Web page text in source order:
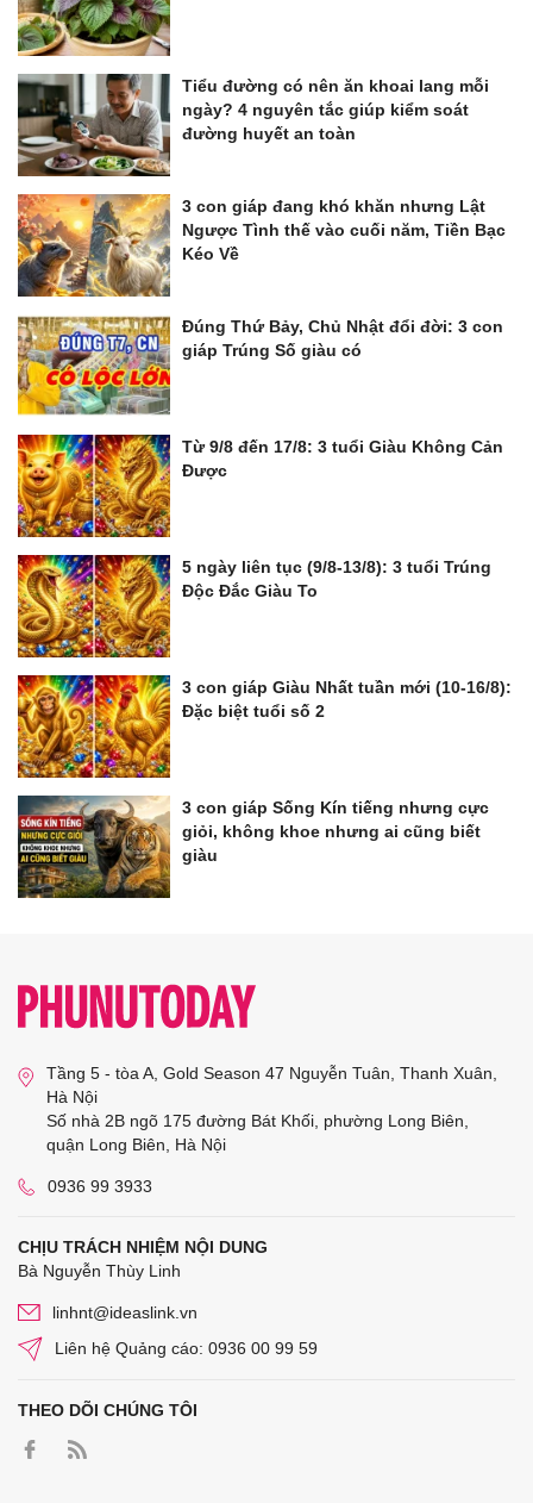
Tiểu đường có nên ăn khoai lang mỗi
ngày? 4 nguyên tắc giúp kiểm soát
đường huyết an toàn
3 con giáp đang khó khăn nhưng Lật
Ngược Tình thế vào cuối năm, Tiền Bạc
Kéo Về
Đúng Thứ Bảy, Chủ Nhật đổi đời: 3 con
giáp Trúng Số giàu có
Từ 9/8 đến 17/8: 3 tuổi Giàu Không Cản
Được
5 ngày liên tục (9/8-13/8): 3 tuổi Trúng
Độc Đắc Giàu To
3 con giáp Giàu Nhất tuần mới (10-16/8):
Đặc biệt tuổi số 2
3 con giáp Sống Kín tiếng nhưng cực
giỏi, không khoe nhưng ai cũng biết
giàu
Tầng 5 - tòa A, Gold Season 47 Nguyễn Tuân, Thanh Xuân,
Hà Nội
Số nhà 2B ngõ 175 đường Bát Khối, phường Long Biên,
quận Long Biên, Hà Nội
0936 99 3933
CHỊU TRÁCH NHIỆM NỘI DUNG
Bà Nguyễn Thùy Linh
linhnt@ideaslink.vn
Liên hệ Quảng cáo: 0936 00 99 59
THEO DÕI CHÚNG TÔI